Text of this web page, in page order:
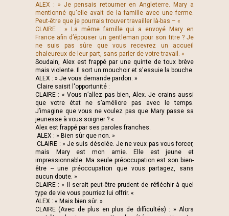
ALEX : » Je pensais retourner en Angleterre. Mary a
mentionné qu'elle avait de la famille avec une ferme.
Peut-être que je pourrais trouver travailler là-bas – «
CLAIRE : » La même famille qui a envoyé Mary en
France afin d’épouser un gentleman pour son titre ? Je
ne suis pas sûre que vous recevrez un accueil
chaleureux de leur part, sans parler de votre travail. «
Soudain, Alex est frappé par une quinte de toux brève
mais violente. Il sort un mouchoir et s'essuie la bouche.
ALEX : » Je vous demande pardon. »
Claire saisit l'opportunité :
CLAIRE : « Vous n’allez pas bien, Alex. Je crains aussi
que votre état ne s’améliore pas avec le temps.
J’imagine que vous ne voulez pas que Mary passe sa
jeunesse à vous soigner ? «
Alex est frappé par ses paroles franches.
ALEX : » Bien sûr que non. »
CLAIRE : » Je suis désolée. Je ne veux pas vous forcer,
mais Mary est mon amie. Elle est jeune et
impressionnable. Ma seule préoccupation est son bien-
être -- une préoccupation que vous partagez, sans
aucun doute. »
CLAIRE : » Il serait peut-être prudent de réfléchir à quel
type de vie vous pourriez lui offrir. «
ALEX : « Mais bien sûr. »
CLAIRE (Avec de plus en plus de difficultés) : » Alors